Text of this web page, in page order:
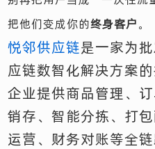
把他们变成你的终身客户。
悦邻供应链是一家为
应链数智化解决方案
企业提供商品管理、
销存、智能分拣、打
运营、财务对账等全